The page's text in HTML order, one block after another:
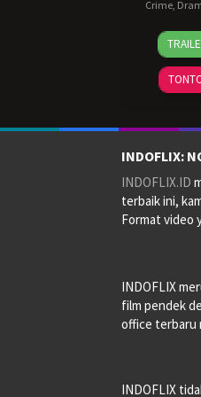
Crime,
10
V.
INDOFLIX:
INDOFLIX.ID
terbaik ini,
Format video
INDOFLIX
film pendek
office terbaru
INDOFLIX